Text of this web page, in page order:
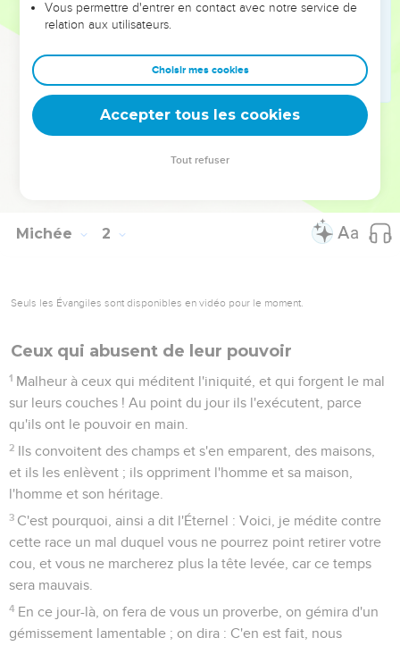
le commencement du péché pour la fille de Sion ; car en toi
ont été trouvés les crimes d'Israël.
C'est pourquoi tu dois renoncer à Morésheth-Gath ; les
maisons d'Aczib seront une déception pour les rois d'Israël.
Je t'amènerai un autre possesseur de tes biens, habitante
de Marésha ! La gloire d'Israël s'en ira jusqu'à Adullam.
Rends-toi chauve et rase-toi, à cause de tes enfants
Michée 2
Seuls les Évangiles sont disponibles en vidéo pour le moment.
Ceux qui abusent de leur pouvoir
1 Malheur à ceux qui méditent l'iniquité, et qui forgent le mal
sur leurs couches ! Au point du jour ils l'exécutent, parce
qu'ils ont le pouvoir en main.
2 Ils convoitent des champs et s'en emparent, des maisons,
et ils les enlèvent ; ils oppriment l'homme et sa maison,
l'homme et son héritage.
3 C'est pourquoi, ainsi a dit l'Éternel : Voici, je médite contre
cette race un mal duquel vous ne pourrez point retirer votre
cou, et vous ne marcherez plus la tête levée, car ce temps
sera mauvais.
4 En ce jour-là, on fera de vous un proverbe, on gémira d'un
gémissement lamentable ; on dira : C'en est fait, nous
Vous permettre d'entrer en contact avec notre service de
relation aux utilisateurs.
Choisir mes cookies
Accepter tous les cookies
Tout refuser